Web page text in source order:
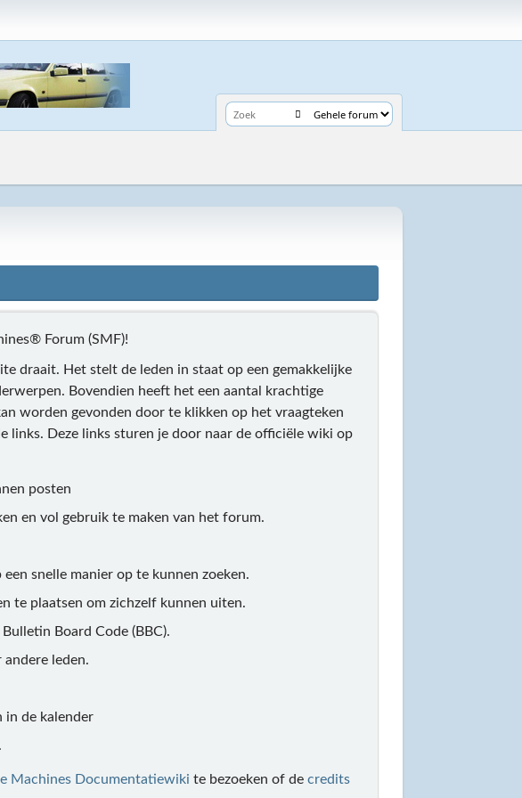
Forum (SMF)!
draait. Het stelt de leden in staat op een gemakkelijke
Bovendien heeft het een aantal krachtige
worden gevonden door te klikken op het vraagteken
links. Deze links sturen je door naar de officiële wiki op
posten
en vol gebruik te maken van het forum.
snelle manier op te kunnen zoeken.
te plaatsen om zichzelf kunnen uiten.
Board Code (BBC).
leden.
in de kalender
Machines Documentatiewiki te bezoeken of decredits